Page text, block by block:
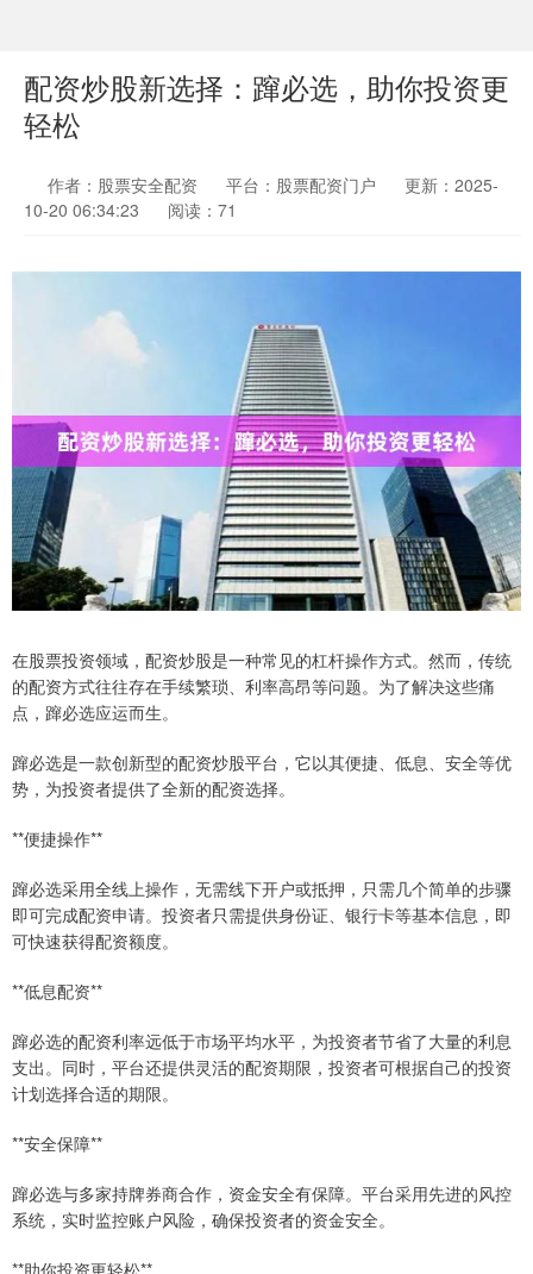
配资炒股新选择：蹿必选，助你投资更
轻松
作者：股票安全配资 平台：股票配资门户
更新：2025-
10-20 06:34:23
阅读：71
在股票投资领域，配资炒股是一种常见的杠杆操作方式。然而，传统
的配资方式往往存在手续繁琐、利率高昂等问题。为了解决这些痛
点，蹿必选应运而生。
蹿必选是一款创新型的配资炒股平台，它以其便捷、低息、安全等优
势，为投资者提供了全新的配资选择。
**便捷操作**
蹿必选采用全线上操作，无需线下开户或抵押，只需几个简单的步骤
即可完成配资申请。投资者只需提供身份证、银行卡等基本信息，即
可快速获得配资额度。
**低息配资**
蹿必选的配资利率远低于市场平均水平，为投资者节省了大量的利息
支出。同时，平台还提供灵活的配资期限，投资者可根据自己的投资
计划选择合适的期限。
**安全保障**
蹿必选与多家持牌券商合作，资金安全有保障。平台采用先进的风控
系统，实时监控账户风险，确保投资者的资金安全。